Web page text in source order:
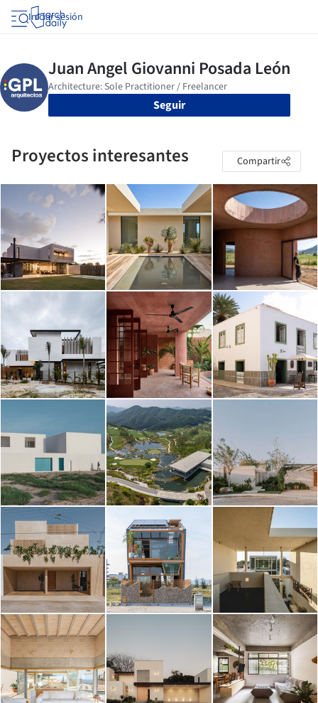
Iniciar sesión
Seguir
Proyectos interesantes Compartir